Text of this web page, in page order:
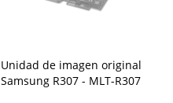
Unidad de imagen original
Samsung R307 - MLT-R307